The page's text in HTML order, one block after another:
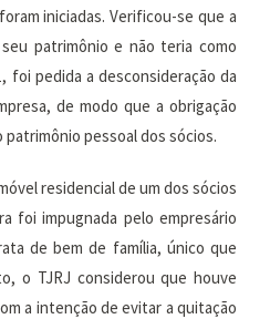
iniciadas. Verificou-se que a
patrimônio e não teria como
foi pedida a desconsideração da
de modo que a obrigação
pessoal dos sócios.
residencial de um dos sócios
foi impugnada pelo empresário
de bem de família, único que
o TJRJ considerou que houve
a intenção de evitar a quitação